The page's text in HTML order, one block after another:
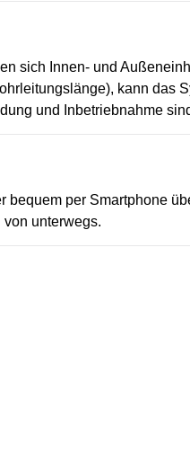
sich Innen- und
kann das
und Inbetriebnahme
bequem per Smartphone
unterwegs.